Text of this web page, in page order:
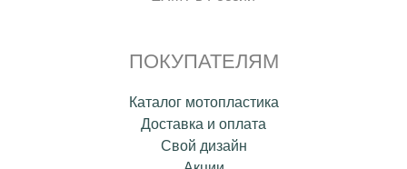
ПОКУПАТЕЛЯМ
Каталог мотопластика
Доставка и оплата
Свой дизайн